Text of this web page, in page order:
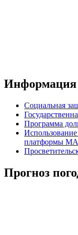
Информация
Социальная
Программа
платформы
Прогноз